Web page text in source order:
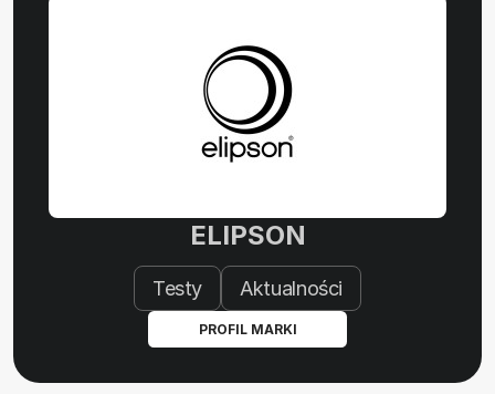
ELIPSON
Testy Aktualności
PROFIL MARKI